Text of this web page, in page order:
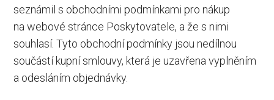
seznámil s obchodními podmínkami pro nákup
na webové stránce Poskytovatele, a že s nimi
souhlasí. Tyto obchodní podmínky jsou nedílnou
součástí kupní smlouvy, která je uzavřena vyplněním
a odesláním objednávky.